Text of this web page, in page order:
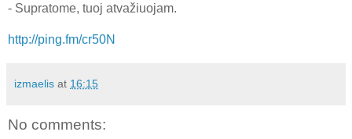
- Supratome, tuoj atvažiuojam.
http://ping.fm/cr50N
izmaelis at 16:15
No comments: